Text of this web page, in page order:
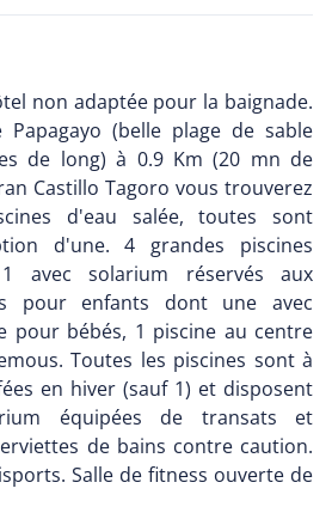
non adaptée pour la baignade.
(belle plage de sable
de long) à 0.9 Km (20 mn de
Castillo Tagoro vous trouverez
d'eau salée, toutes sont
d'une. 4 grandes piscines
avec solarium réservés aux
pour enfants dont une avec
pour bébés, 1 piscine au centre
Toutes les piscines sont à
en hiver (sauf 1) et disposent
équipées de transats et
de bains contre caution.
Salle de fitness ouverte de